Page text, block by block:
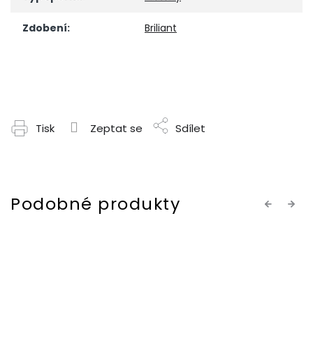
Zdobení: Briliant
Tisk Zeptat se Sdílet
Previous
Next